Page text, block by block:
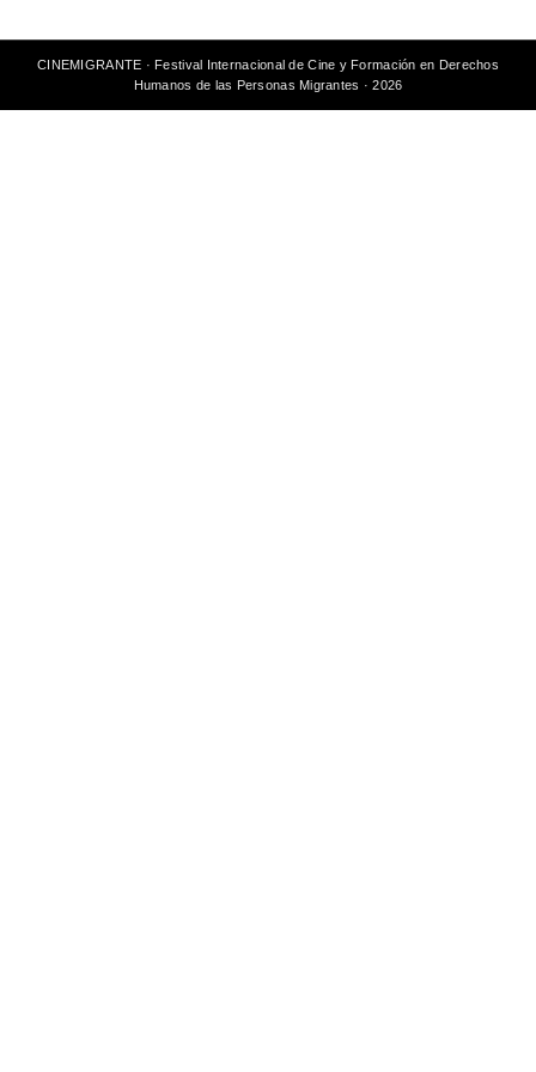
CINEMIGRANTE · Festival Internacional de Cine y Formación en Derechos
Humanos de las Personas Migrantes · 2026